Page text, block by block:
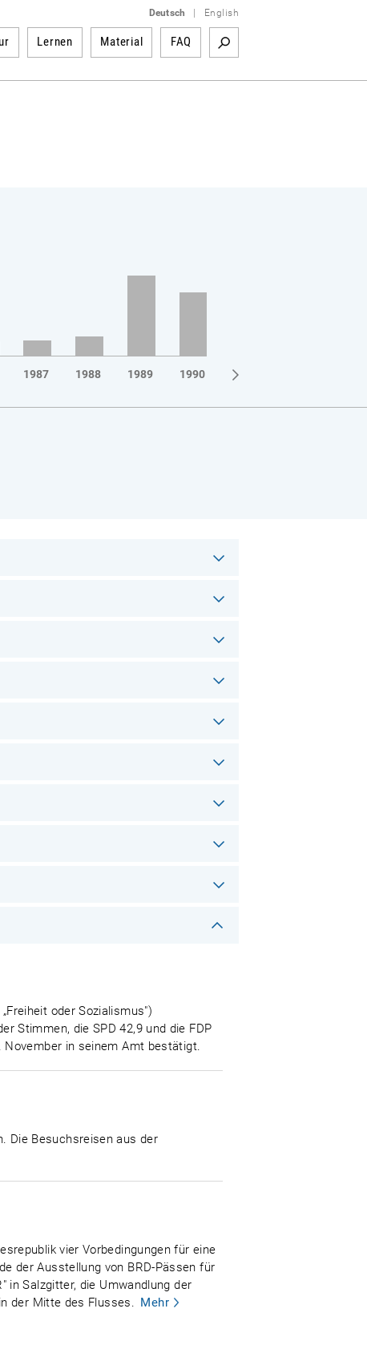
Deutsch English
Lernen Material FAQ
1987 1988 1989 1990
oder Sozialismus")
Stimmen, die SPD 42,9 und die FDP
November in seinem Amt bestätigt.
Die Besuchsreisen aus der
vier Vorbedingungen für eine
der Ausstellung von BRD-Pässen für
in Salzgitter, die Umwandlung der
der Mitte des Flusses. Mehr